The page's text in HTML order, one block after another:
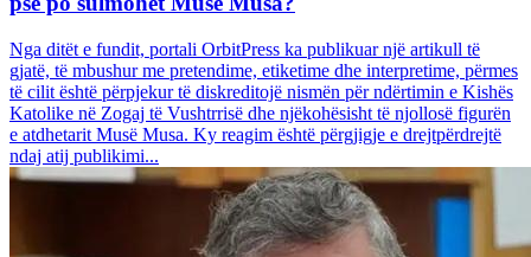
Nga ditët e fundit, portali OrbitPress ka publikuar një artikull të
gjatë, të mbushur me pretendime, etiketime dhe interpretime, përmes
të cilit është përpjekur të diskreditojë nismën për ndërtimin e Kishës
Katolike në Zogaj të Vushtrrisë dhe njëkohësisht të njollosë figurën
e atdhetarit Musë Musa. Ky reagim është përgjigje e drejtpërdrejtë
ndaj atij publikimi...